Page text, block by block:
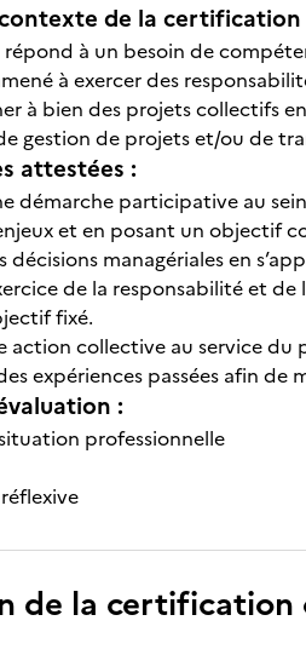
de la certification
à un besoin de
à exercer des
à bien des projets collectifs
gestion de projets et/ou de
attestées :
démarche participative au
et en posant un objectif
décisions managériales en
de la responsabilité et
fixé.
action collective au service
expériences passées afin de
:
professionnelle
de la certification